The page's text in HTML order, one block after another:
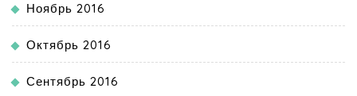
Ноябрь 2016
Октябрь 2016
Сентябрь 2016